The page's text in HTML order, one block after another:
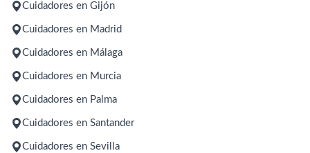
Cuidadores en Gijón
Cuidadores en Madrid
Cuidadores en Málaga
Cuidadores en Murcia
Cuidadores en Palma
Cuidadores en Santander
Cuidadores en Sevilla